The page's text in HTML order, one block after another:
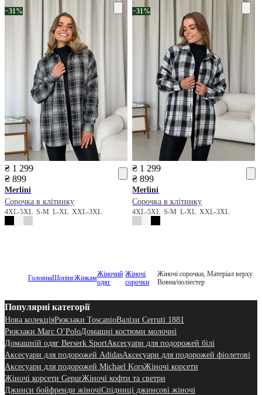
−31%
₴ 1 299
₴ 899
Merlini
Сорочка в клітинку
4XL-5XL S-M L-XL XXL-3XL
−31%
₴ 1 299
₴ 899
Merlini
Сорочка в клітинку
4XL-5XLS-ML-XLXXL-3XL
ГоловнаШопінгЖінкамЖіночий
одяг
Жіночі
сорочки
Жіночі сорочки, Матеріал верху
Вовна/поліестер
Популярні категорії
Нова колекціяРюкзаки ToscanioВалізи Cerruti 1881
Рюкзаки Marc O’PoloДомашні костюми молочні
Домашній одяг Berserk SportАксесуари для подорожей білі
Аксесуари для подорожей AdidasАксесуари для подорожей фіолетові
Аксесуари для подорожей Michael KorsЖіночі корсети
Жіночі корсети GepurЖіночі кофти та светри
Джинси бойфренди жіночіСпідниці джинсові жіночі